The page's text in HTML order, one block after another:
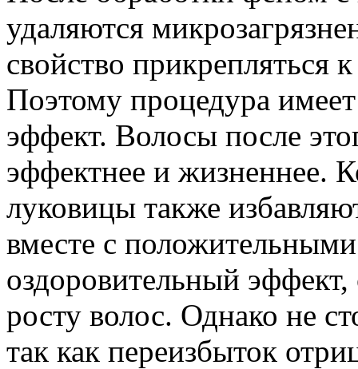
удаляются
свойство
Поэтому процедура
эффект. Волосы после
эффектнее и жизненнее.
луковицы также
вместе с
оздоровительный
росту волос. Однако не
так как переизбыток